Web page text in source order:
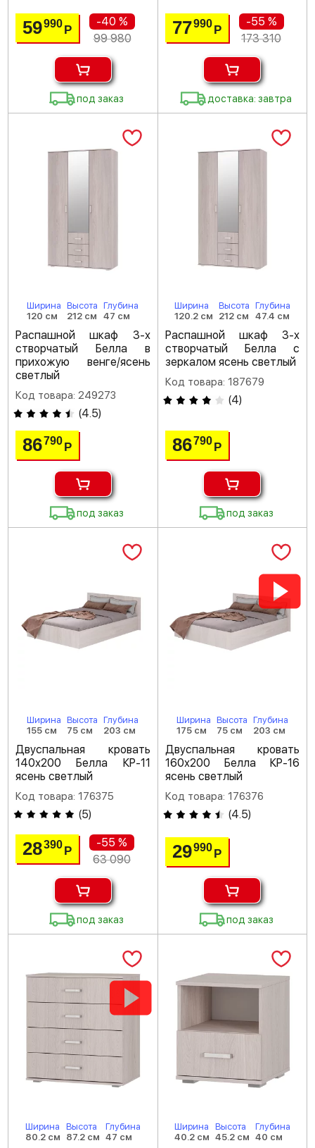
59990 Р
-40 %
99 980
под заказ
77990 Р
-55 %
173 310
доставка: завтра
Ширина
120 см
Высота
212 см
Глубина
47 см
Распашной шкаф 3-х
створчатый Белла в
прихожую венге/ясень
светлый
Код товара: 249273
(4.5)
86790 Р
под заказ
Ширина
120.2 см
Высота
212 см
Глубина
47.4 см
Распашной шкаф 3-х
створчатый Белла с
зеркалом ясень светлый
Код товара: 187679
(4)
86790 Р
под заказ
Ширина
155 см
Высота
75 см
Глубина
203 см
Двуспальная кровать
140х200 Белла КР-11
ясень светлый
Код товара: 176375
(5)
28390 Р
-55 %
63 090
под заказ
Ширина
175 см
Высота
75 см
Глубина
203 см
Двуспальная кровать
160х200 Белла КР-16
ясень светлый
Код товара: 176376
(4.5)
29990 Р
под заказ
Ширина
80.2 см
Высота
87.2 см
Глубина
47 см
Ширина
40.2 см
Высота
45.2 см
Глубина
40 см